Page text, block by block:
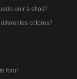
unir a ellos?
colores?
foro!